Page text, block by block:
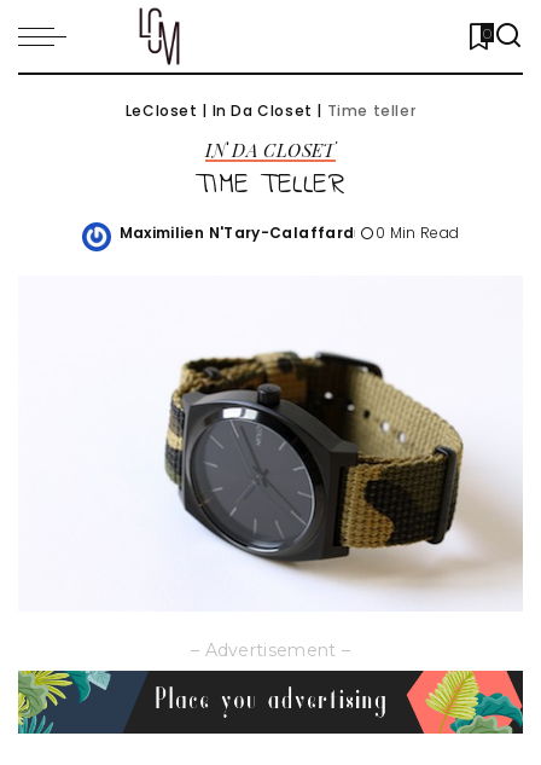
0
LeCloset | In Da Closet | Time teller
IN DA CLOSET
TIME TELLER
Posted
Maximilien N'Tary-Calaffard 0 Min Read
– Advertisement –